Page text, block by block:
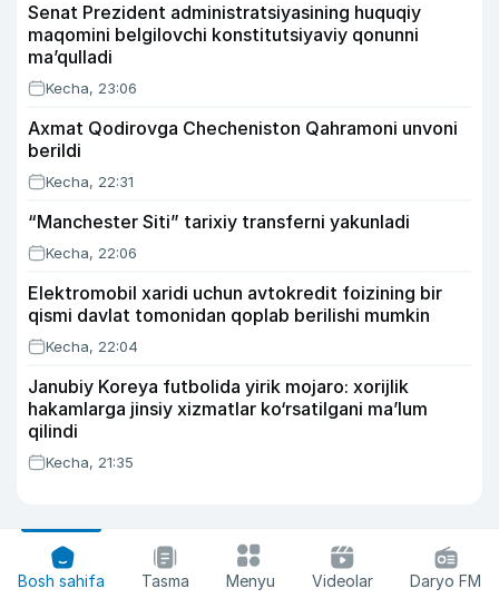
Senat Prezident administratsiyasining huquqiy
maqomini belgilovchi konstitutsiyaviy qonunni
ma’qulladi
Kecha, 23:06
Axmat Qodirovga Checheniston Qahramoni unvoni
berildi
Kecha, 22:31
“Manchester Siti” tarixiy transferni yakunladi
Kecha, 22:06
Elektromobil xaridi uchun avtokredit foizining bir
qismi davlat tomonidan qoplab berilishi mumkin
Kecha, 22:04
Janubiy Koreya futbolida yirik mojaro: xorijlik
hakamlarga jinsiy xizmatlar ko‘rsatilgani ma’lum
qilindi
Kecha, 21:35
Bosh sahifa Tasma Menyu Videolar Daryo FM